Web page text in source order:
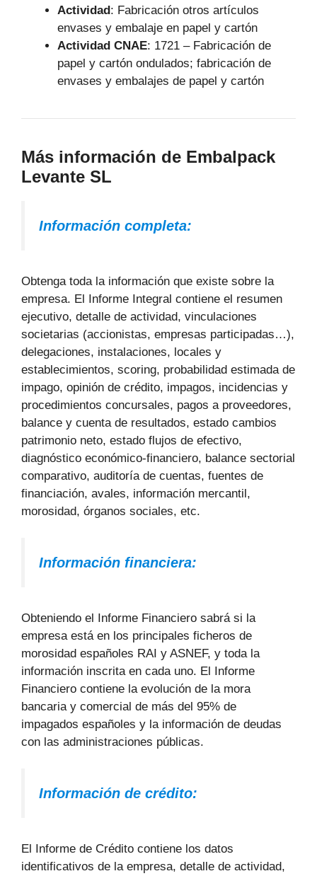
Actividad: Fabricación otros artículos
envases y embalaje en papel y cartón
Actividad CNAE: 1721 – Fabricación de
papel y cartón ondulados; fabricación de
envases y embalajes de papel y cartón
Más información de Embalpack
Levante SL
Información completa:
Obtenga toda la información que existe sobre la
empresa. El Informe Integral contiene el resumen
ejecutivo, detalle de actividad, vinculaciones
societarias (accionistas, empresas participadas…),
delegaciones, instalaciones, locales y
establecimientos, scoring, probabilidad estimada de
impago, opinión de crédito, impagos, incidencias y
procedimientos concursales, pagos a proveedores,
balance y cuenta de resultados, estado cambios
patrimonio neto, estado flujos de efectivo,
diagnóstico económico-financiero, balance sectorial
comparativo, auditoría de cuentas, fuentes de
financiación, avales, información mercantil,
morosidad, órganos sociales, etc.
Información financiera:
Obteniendo el Informe Financiero sabrá si la
empresa está en los principales ficheros de
morosidad españoles RAI y ASNEF, y toda la
información inscrita en cada uno. El Informe
Financiero contiene la evolución de la mora
bancaria y comercial de más del 95% de
impagados españoles y la información de deudas
con las administraciones públicas.
Información de crédito:
El Informe de Crédito contiene los datos
identificativos de la empresa, detalle de actividad,